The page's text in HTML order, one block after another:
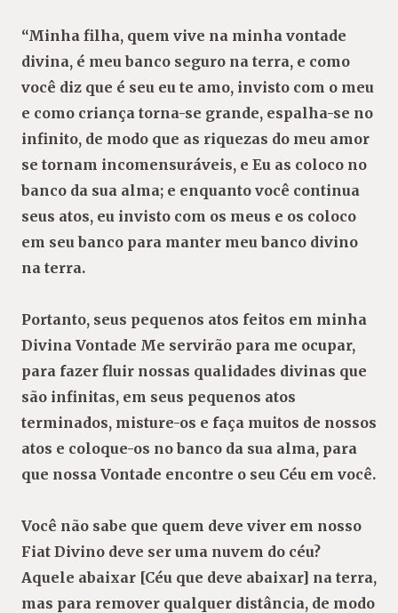
“Minha filha, quem vive na minha vontade
divina, é meu banco seguro na terra, e como
você diz que é seu eu te amo, invisto com o meu
e como criança torna-se grande, espalha-se no
infinito, de modo que as riquezas do meu amor
se tornam incomensuráveis, e Eu as coloco no
banco da sua alma; e enquanto você continua
seus atos, eu invisto com os meus e os coloco
em seu banco para manter meu banco divino
na terra.
Portanto, seus pequenos atos feitos em minha
Divina Vontade Me servirão para me ocupar,
para fazer fluir nossas qualidades divinas que
são infinitas, em seus pequenos atos
terminados, misture-os e faça muitos de nossos
atos e coloque-os no banco da sua alma, para
que nossa Vontade encontre o seu Céu em você.
Você não sabe que quem deve viver em nosso
Fiat Divino deve ser uma nuvem do céu?
Aquele abaixar [Céu que deve abaixar] na terra,
mas para remover qualquer distância, de modo